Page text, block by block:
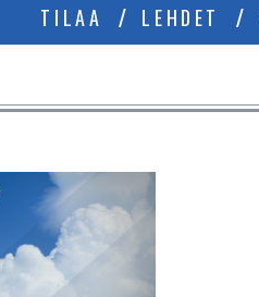
TILAA LEHDET